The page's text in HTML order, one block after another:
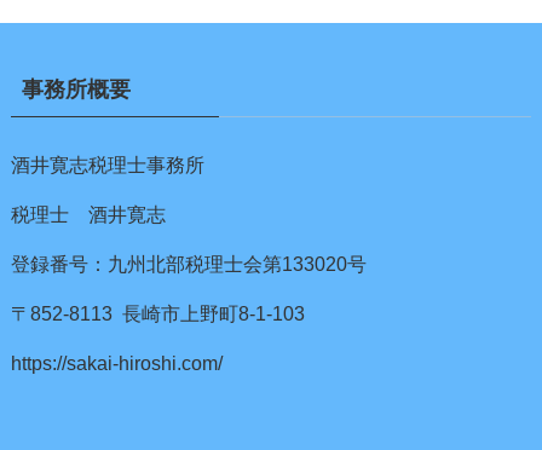
事務所概要
酒井寛志税理士事務所
税理士 酒井寛志
登録番号：九州北部税理士会第133020号
〒852-8113 長崎市上野町8-1-103
https://sakai-hiroshi.com/